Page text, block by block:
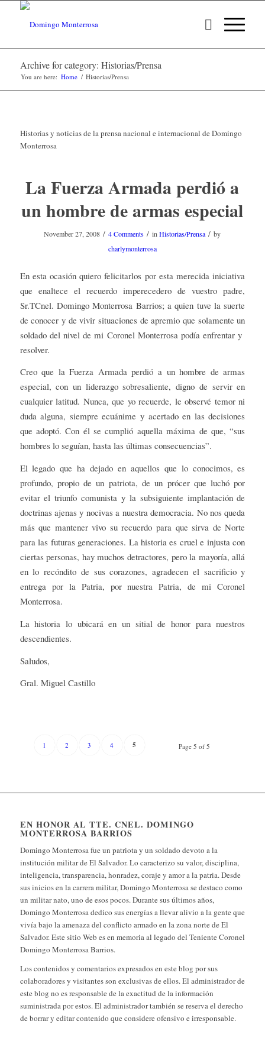
Archive for category: Historias/Prensa
You are here: Home / Historias/Prensa
Historias y noticias de la prensa nacional e internacional de Domingo
Monterrosa
La Fuerza Armada perdió a
un hombre de armas especial
November 27, 2008 / 4 Comments / inHistorias/Prensa / by
charlymonterrosa
En esta ocasión quiero felicitarlos por esta merecida iniciativa
que enaltece el recuerdo imperecedero de vuestro padre,
Sr.TCnel. Domingo Monterrosa Barrios; a quien tuve la suerte
de conocer y de vivir situaciones de apremio que solamente un
soldado del nivel de mi Coronel Monterrosa podía enfrentar y
resolver.
Creo que la Fuerza Armada perdió a un hombre de armas
especial, con un liderazgo sobresaliente, digno de servir en
cualquier latitud. Nunca, que yo recuerde, le observé temor ni
duda alguna, siempre ecuánime y acertado en las decisiones
que adoptó. Con él se cumplió aquella máxima de que, “sus
hombres lo seguían, hasta las últimas consecuencias”.
El legado que ha dejado en aquellos que lo conocimos, es
profundo, propio de un patriota, de un prócer que luchó por
evitar el triunfo comunista y la subsiguiente implantación de
doctrinas ajenas y nocivas a nuestra democracia. No nos queda
más que mantener vivo su recuerdo para que sirva de Norte
para las futuras generaciones. La historia es cruel e injusta con
ciertas personas, hay muchos detractores, pero la mayoría, allá
en lo recóndito de sus corazones, agradecen el sacrificio y
entrega por la Patria, por nuestra Patria, de mi Coronel
Monterrosa.
La historia lo ubicará en un sitial de honor para nuestros
descendientes.
Saludos,
Gral. Miguel Castillo
Page 5 of 5
1 2 3 4 5
EN HONOR AL TTE. CNEL. DOMINGO
MONTERROSA BARRIOS
Domingo Monterrosa fue un patriota y un soldado devoto a la
institución militar de El Salvador. Lo caracterizo su valor, disciplina,
inteligencia, transparencia, honradez, coraje y amor a la patria. Desde
sus inicios en la carrera militar, Domingo Monterrosa se destaco como
un militar nato, uno de esos pocos. Durante sus últimos años,
Domingo Monterrosa dedico sus energías a llevar alivio a la gente que
vivía bajo la amenaza del conflicto armado en la zona norte de El
Salvador. Este sitio Web es en memoria al legado del Teniente Coronel
Domingo Monterrosa Barrios.
Los contenidos y comentarios expresados en este blog por sus
colaboradores y visitantes son exclusivas de ellos. El administrador de
este blog no es responsable de la exactitud de la información
suministrada por estos. El administrador también se reserva el derecho
de borrar y editar contenido que considere ofensivo e irresponsable.